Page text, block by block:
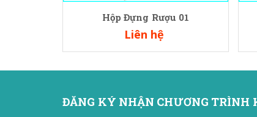
Hộp Đựng Rượu 01
Liên hệ
ĐĂNG KÝ NHẬN CHƯƠNG